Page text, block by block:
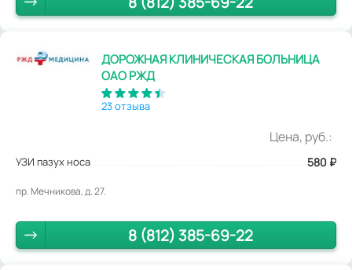
ДОРОЖНАЯ КЛИНИЧЕСКАЯ БОЛЬНИЦА
ОАО РЖД
23 отзыва
Цена, руб.:
УЗИ пазух носа 580 ₽
пр. Мечникова, д. 27.
8 (812) 385-69-22